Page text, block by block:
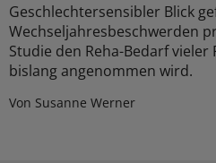
Geschlechtersensibler Blick
Wechseljahresbeschwerden
Studie den Reha-Bedarf
bislang angenommen wird.
Von Susanne Werner